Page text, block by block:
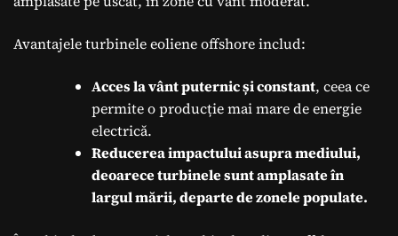
Avantajele turbinele eoliene offshore includ:
Acces la vânt puternic și constant, ceea ce
permite o producție mai mare de energie
electrică.
Reducerea impactului asupra mediului,
deoarece turbinele sunt amplasate în
largul mării, departe de zonele populate.